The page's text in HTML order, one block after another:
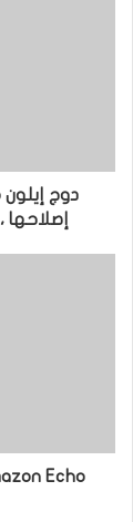
دوج
إصلاحها